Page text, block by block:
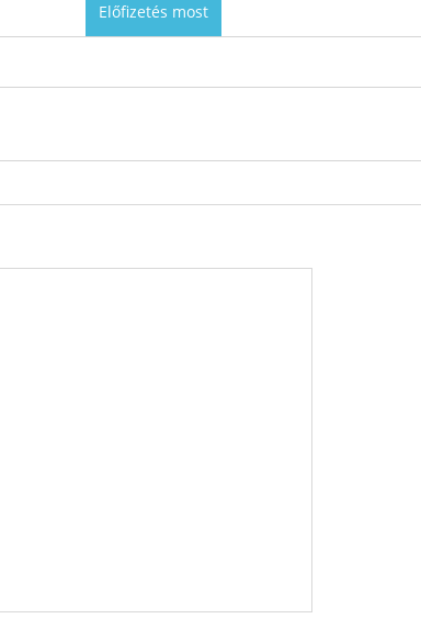
Előfizetés most